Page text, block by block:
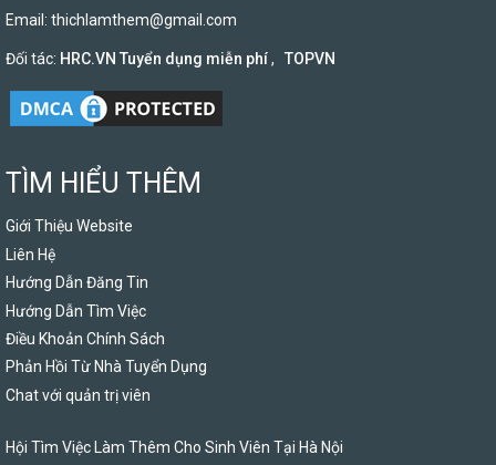
Email: thichlamthem@gmail.com
Đối tác: HRC.VN Tuyển dụng miễn phí, TOPVN
TÌM HIỂU THÊM
Giới Thiệu Website
Liên Hệ
Hướng Dẫn Đăng Tin
Hướng Dẫn Tìm Việc
Điều Khoản Chính Sách
Phản Hồi Từ Nhà Tuyển Dụng
Chat với quản trị viên
Hội Tìm Việc Làm Thêm Cho Sinh Viên Tại Hà Nội